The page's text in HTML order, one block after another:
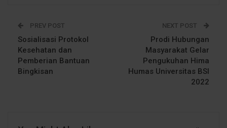
PREV POST
Sosialisasi Protokol
Kesehatan dan
Pemberian Bantuan
Bingkisan
NEXT POST
Prodi Hubungan
Masyarakat Gelar
Pengukuhan Hima
Humas Universitas BSI
2022